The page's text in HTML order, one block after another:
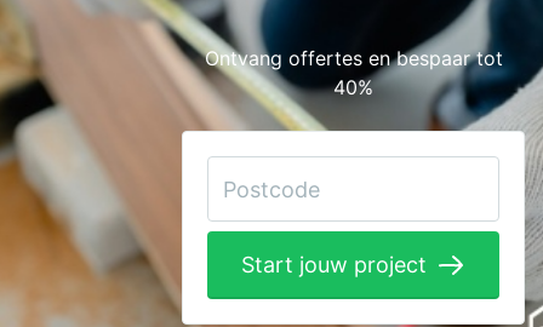
Bestrating
Cv-ketels
Dakwerken
Elektricien
Gevelwerken
Ontvang offertes en bespaar tot
40%
Start jouw project